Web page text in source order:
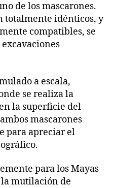
de los mascarones.
totalmente idénticos, y
compatibles, se
a escala,
se realiza la
la superficie del
mascarones
para apreciar el
para los Mayas
mutilación de